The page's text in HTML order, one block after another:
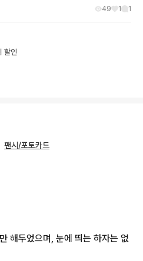
49 1 1
할인
팬시/포토카드
해두었으며, 눈에 띄는 하자는 없